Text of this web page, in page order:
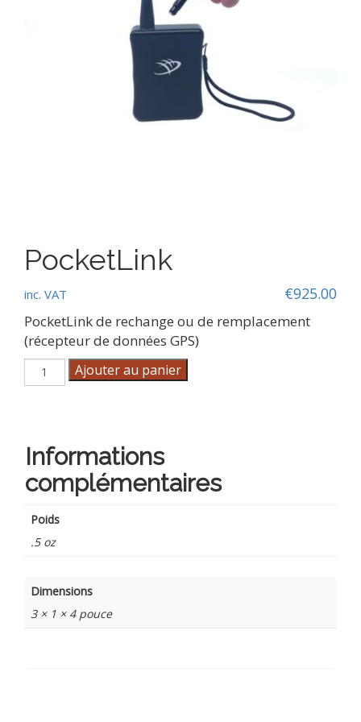
PocketLink
€925.00
inc. VAT
PocketLink de rechange ou de remplacement
(récepteur de données GPS)
quantité
de
Ajouter au panier
Informations
complémentaires
Poids
.5 oz
Dimensions
3 × 1 × 4 pouce